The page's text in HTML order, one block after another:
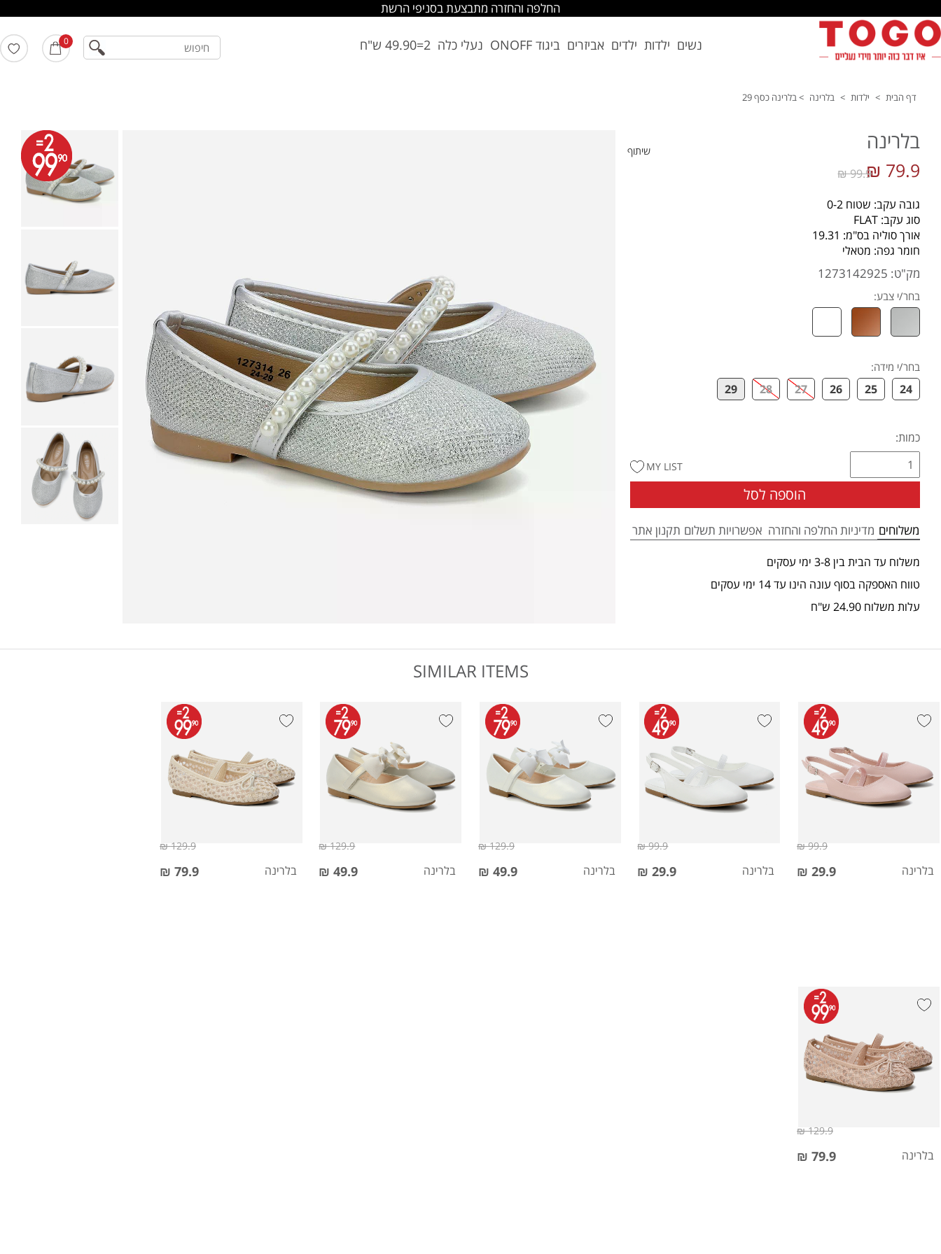
החלפה והחזרה מתבצעת בסניפי הרשת
נשים ילדות ילדים אביזרים ביגוד ONOFF נעלי כלה 2=49.90 ש"ח 0 חיפוש
דף הבית > ילדות > בלרינה >בלרינה כסף 29
שיתוף בלרינה
79.9 ₪
99.9 ₪
גובה עקב: שטוח 0-2
סוג עקב: FLAT
אורך סוליה בס"מ: 19.31
חומר גפה: מטאלי
מק"ט: 1273142925
בחר/י צבע:
בחר/י מידה:
24
25
26
27
28
29
כמות:
הוספה לסל
MY LIST
משלוחים מדיניות החלפה והחזרה אפשרויות תשלום תקנון אתר
משלוח עד הבית בין 3-8 ימי עסקים
טווח האספקה בסוף עונה הינו עד 14 ימי עסקים
עלות משלוח 24.90 ש"ח
SIMILAR ITEMS
בלרינה 29.9 ₪
99.9 ₪
בלרינה 29.9 ₪
99.9 ₪
בלרינה 49.9 ₪
129.9 ₪
בלרינה 49.9 ₪
129.9 ₪
בלרינה 79.9 ₪
129.9 ₪
בלרינה 79.9 ₪
129.9 ₪